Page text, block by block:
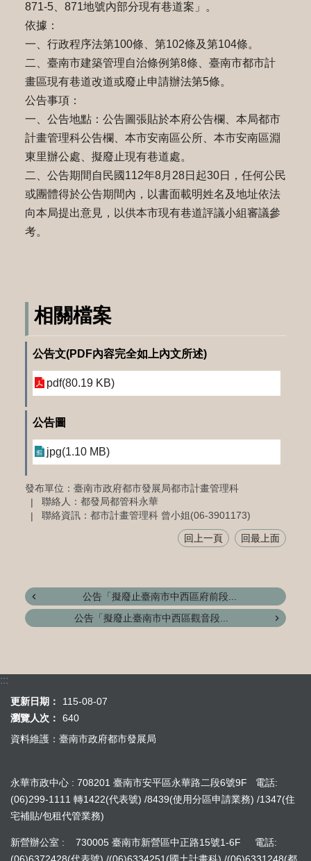
871-5、871地號內部分現有巷道案」。
依據：
一、行政程序法第100條、第102條及第104條。
二、臺南市建築管理自治條例第8條、臺南市都市計
畫區現有巷道改道或廢止申請辦法第5條。
公告事項：
一、公告地點：公告圖張貼於本府公告欄、本局都市
計畫管理科公告欄、本市安南區公所、本市安南區淵
東里辦公處、擬廢止現有巷道處。
二、公告期間自民國112年8月28日起30日，任何公民
或團體得於公告期間內，以書面載明姓名及地址依法
向本局提出意見，以供本市現有巷道評議小組審議參
考。
相關檔案
公告文(PDF內容完全如上內文所述)
pdf(80.19 KB)
公告圖
jpg(1.10 MB)
發布單位：臺南市政府都市發展局都市計畫管理科
聯絡人：都發局都管科永華
聯絡資訊：都市計畫管理科 曾小姐(06-3901173)
回上一頁 回最上面
公告「擬廢止臺南市中西區府前段...
公告「擬廢止臺南市中西區觀音段...
:::
更新日期：
115-08-07
瀏覽人次：
640
資料維護：臺南市政府都市發展局
永華市政中心 : 708201 臺南市安平區永華路二段6號9F 電話:
(06)299-1111 轉1422(代表號) /8439(使用分區申請業務) /1347(住
宅補貼/包租代管業務)
新營辦公室 : 730005 臺南市新營區中正路15號1-6F 電話: